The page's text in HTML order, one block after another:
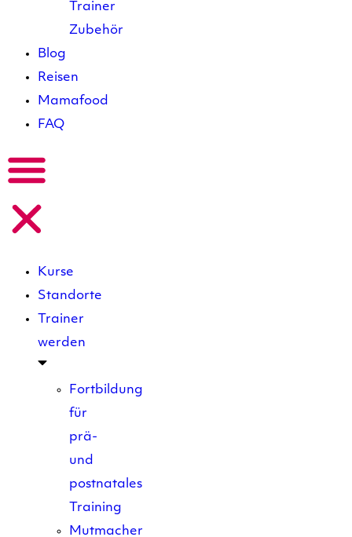
Trainer
Zubehör
Blog
Reisen
Mamafood
FAQ
Kurse
Standorte
Trainer
werden
Fortbildung
für
prä-
und
postnatales
Training
Mutmacher